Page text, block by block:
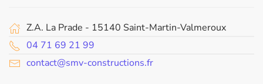
Z.A. La Prade - 15140 Saint-Martin-Valmeroux
04 71 69 21 99
contact@smv-constructions.fr